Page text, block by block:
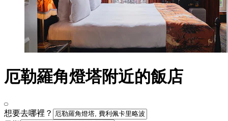
厄勒羅角燈塔附近的飯店
想要去哪裡？